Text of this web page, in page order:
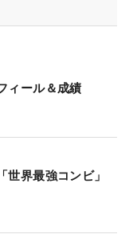
ィール＆成績
界最強コンビ」